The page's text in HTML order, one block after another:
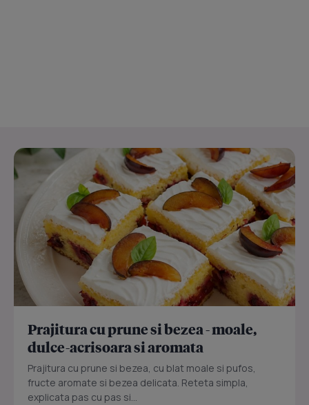
Prajitura cu prune si bezea - moale,
dulce-acrisoara si aromata
Prajitura cu prune si bezea, cu blat moale si pufos,
fructe aromate si bezea delicata. Reteta simpla,
explicata pas cu pas si...